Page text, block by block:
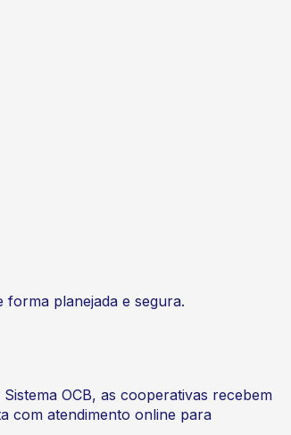
planejada e segura.
OCB, as cooperativas recebem
com atendimento online para